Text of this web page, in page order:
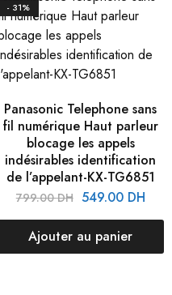
- 31%
Panasonic Telephone sans
fil numérique Haut parleur
blocage les appels
indésirables identification
de l’appelant-KX-TG6851
799.00DH 549.00 DH
Ajouter au panier